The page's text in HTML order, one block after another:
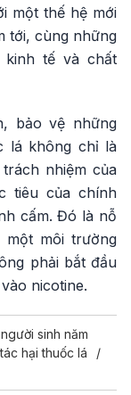
một thế hệ mới
tới, cùng những
tế và chất
bảo vệ những
lá không chỉ là
nhiệm của
tiêu của chính
cấm. Đó là nỗ
môi trường
phải bắt đầu
nicotine.
sinh năm
hại thuốc lá